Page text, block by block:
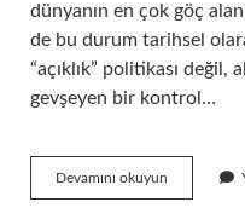
dünyanın en çok göç
de bu durum tarihsel
“açıklık” politikası değil,
gevşeyen bir kontrol…
Devamını okuyun
çalışma